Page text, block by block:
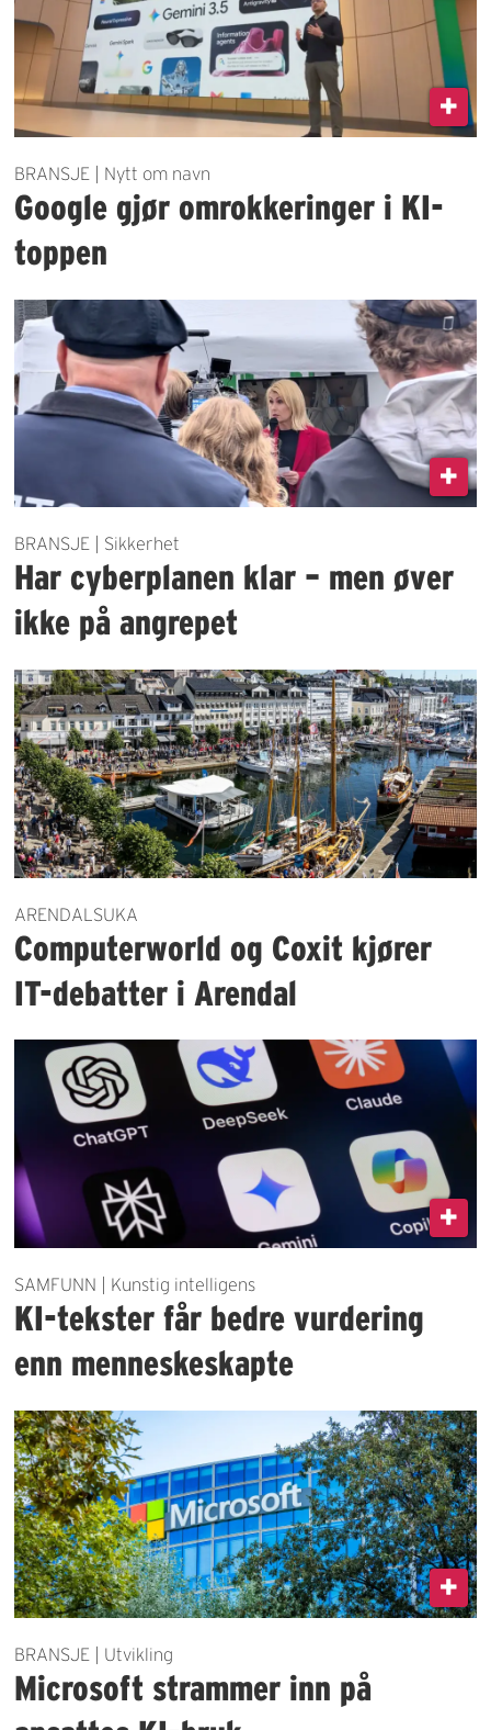
BRANSJE | Nytt om navn
Google gjør omrokkeringer i KI-
toppen
BRANSJE | Sikkerhet
Har cyberplanen klar – men øver
ikke på angrepet
ARENDALSUKA
Computerworld og Coxit kjører
IT-debatter i Arendal
SAMFUNN | Kunstig intelligens
KI-tekster får bedre vurdering
enn menneskeskapte
BRANSJE | Utvikling
Microsoft strammer inn på